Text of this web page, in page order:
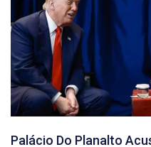
Palácio Do Planalto